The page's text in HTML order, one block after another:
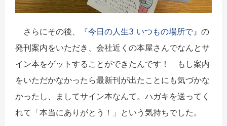
さらにその後、 『今日の人生3 いつもの場所で』 の
発刊案内をいただき、会社近くの本屋さんでなんとサ
イン本をゲットすることができたんです！ もし案内
をいただかなかったら最新刊が出たことにも気づかな
かったし、ましてサイン本なんて。ハガキを送ってく
れて「本当にありがとう！」という気持ちでした。